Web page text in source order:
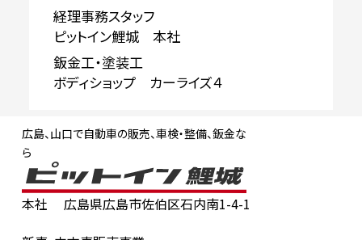
経理事務スタッフ
ピットイン鯉城 本社
鈑金工・塗装工
ボディショップ カーライズ４
広島、山口で自動車の販売、車検・整備、鈑金な
ら
本社
広島県広島市佐伯区石内南1-4-1